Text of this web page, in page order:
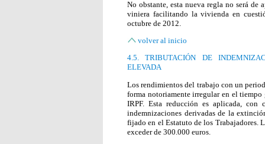
No obstante, esta nueva regla no será
viniera facilitando la vivienda en
octubre de 2012.
volver al inicio
4.5. TRIBUTACIÓN DE
ELEVADA
Los rendimientos del trabajo con un
forma notoriamente irregular en el
IRPF. Esta reducción es aplicada, con
indemnizaciones derivadas de la
fijado en el Estatuto de los Trabajadores.
exceder de 300.000 euros.